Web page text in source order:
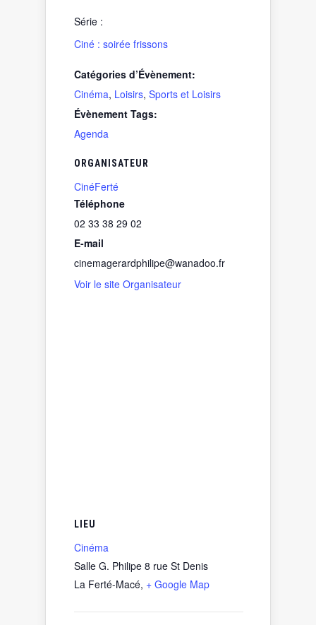
Série :
Ciné : soirée frissons
Catégories d’Évènement:
Cinéma, Loisirs, Sports et Loisirs
Évènement Tags:
Agenda
ORGANISATEUR
CinéFerté
Téléphone
02 33 38 29 02
E-mail
cinemagerardphilipe@wanadoo.fr
Voir le site Organisateur
LIEU
Cinéma
Salle G. Philipe 8 rue St Denis
La Ferté-Macé, + Google Map